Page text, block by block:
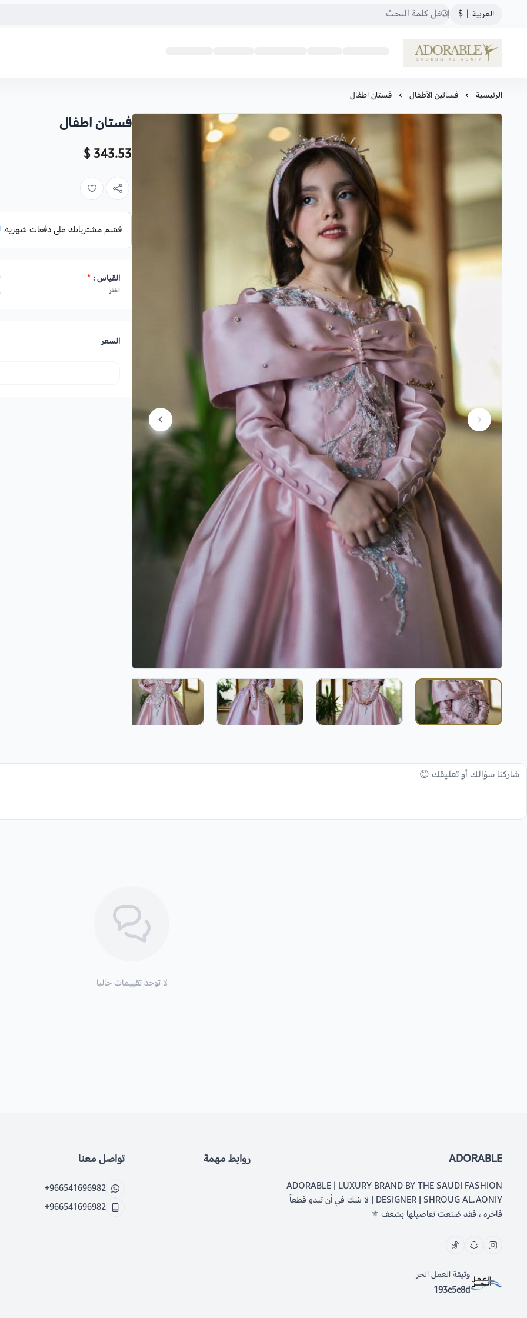
العربية |
$
ADORABLE
الرئيسية فساتين الأطفال فستان اطفال
فستان اطفال
343.53 $
القياس :*
اختر
السعر
لا توجد تقييمات حاليا
ADORABLE
ADORABLE | LUXURY BRAND BY THE SAUDI FASHION
DESIGNER | SHROUG AL.AONIY | لا شك في أن تبدو قطعاً
فاخره ، فقد صُنعت تفاصيلها بشغف ⚜️
وثيقة العمل الحر
193e5e8d
روابط مهمة تواصل معنا
+966541696982
+966541696982